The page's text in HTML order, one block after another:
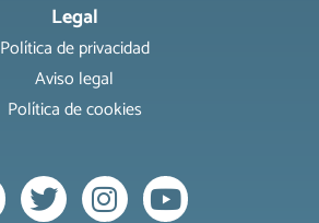
Legal
Política de privacidad
Aviso legal
Política de cookies